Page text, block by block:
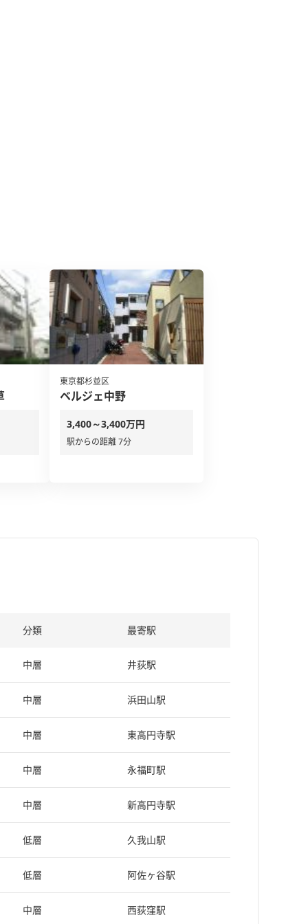
東京都杉並区
ベルジェ中野
3,400～3,400万円
駅からの距離 7分
分類 最寄駅
中層 井荻駅
中層 浜田山駅
中層 東高円寺駅
中層 永福町駅
中層 新高円寺駅
低層 久我山駅
低層 阿佐ヶ谷駅
中層 西荻窪駅